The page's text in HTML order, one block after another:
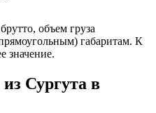
объем груза
габаритам. К
значение.
из Сургута в